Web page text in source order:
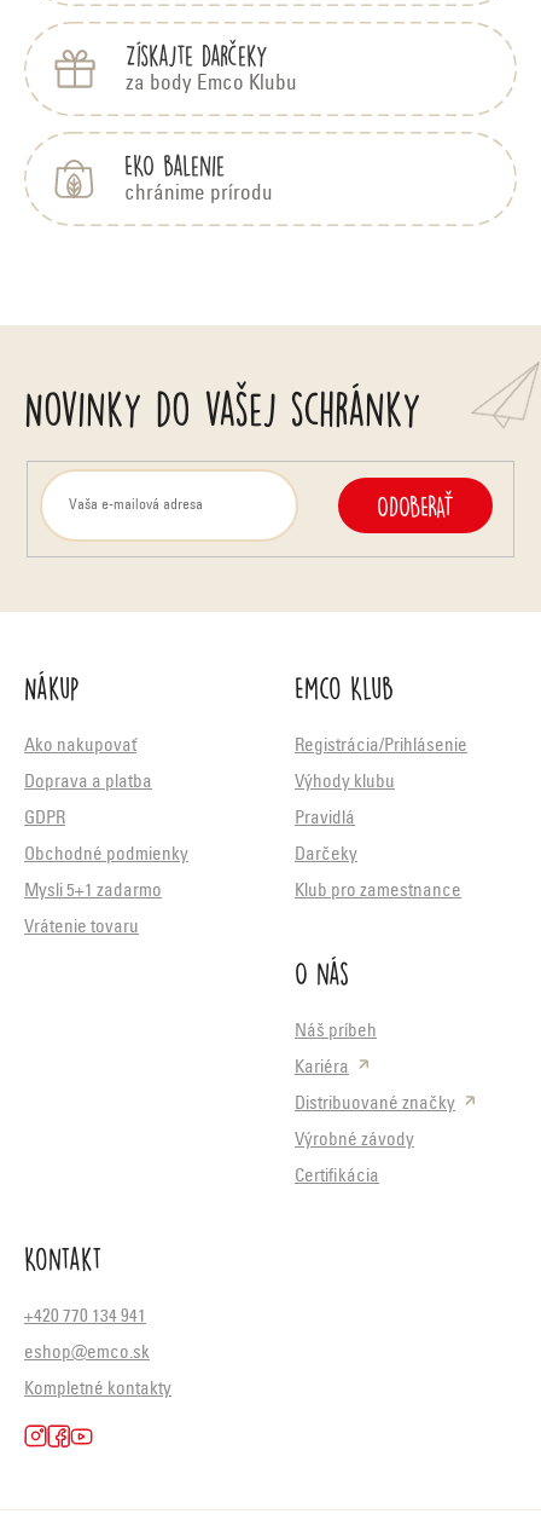
Získajte darčeky
za body Emco Klubu
EKO balenie
chránime prírodu
Novinky do vašej schránky
ODOBERAŤ
Nákup
Ako nakupovať
Doprava a platba
GDPR
Obchodné podmienky
Mysli 5+1 zadarmo
Vrátenie tovaru
Emco Klub
Registrácia/Prihlásenie
Výhody klubu
Pravidlá
Darčeky
Klub pro zamestnance
O nás
Náš príbeh
Kariéra
Distribuované značky
Výrobné závody
Certifikácia
Kontakt
+420 770 134 941
eshop@emco.sk
Kompletné kontakty